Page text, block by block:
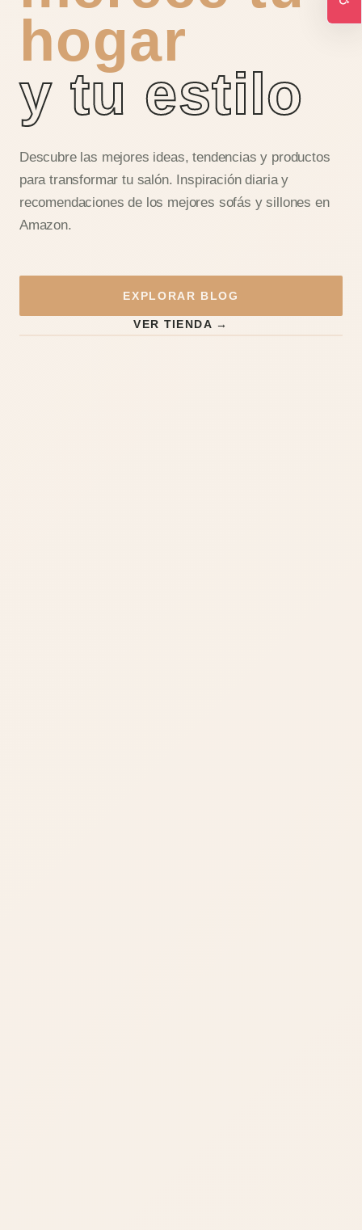
hogar
y tu estilo
Descubre las mejores ideas, tendencias y productos
para transformar tu salón. Inspiración diaria y
recomendaciones de los mejores sofás y sillones en
Amazon.
EXPLORAR BLOG
VER TIENDA →